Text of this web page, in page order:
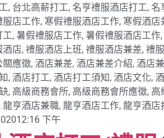
, 台北高薪打工, 名亨禮服酒店打工, 名
服店工作, 寒假禮服酒店工作, 寒假酒店
工, 暑假禮服店工作, 暑假禮服酒店工作,
酒店, 禮服酒店上班, 禮服酒店兼差, 禮
關應徵, 酒店兼差, 酒店兼差介紹, 酒店
, 酒店打工, 酒店打工須知, 酒店文化,
, 高級商務會所, 高級商務會所應徵, 高
, 龍亨酒店兼職, 龍亨酒店工作, 龍亨酒店
12:16 下午